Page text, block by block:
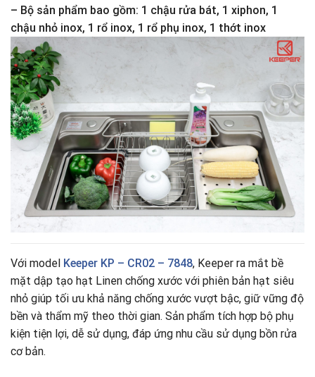
– Bộ sản phẩm bao gồm: 1 chậu rửa bát, 1 xiphon, 1
chậu nhỏ inox, 1 rổ inox, 1 rổ phụ inox, 1 thớt inox
Với model Keeper KP – CR02 – 7848, Keeper ra mắt bề
mặt dập tạo hạt Linen chống xước với phiên bản hạt siêu
nhỏ giúp tối ưu khả năng chống xước vượt bậc, giữ vững độ
bền và thẩm mỹ theo thời gian. Sản phẩm tích hợp bộ phụ
kiện tiện lợi, dễ sử dụng, đáp ứng nhu cầu sử dụng bồn rửa
cơ bản.